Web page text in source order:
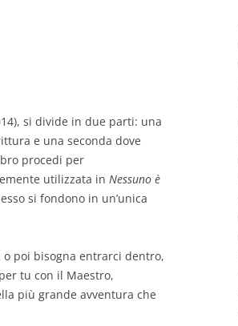
MAGLIANI
TELARA
MAZZITELLI
FERRAZZI
PLEVANO
si divide in due parti: una
e una seconda dove
procedi per
utilizzata in Nessuno è
si fondono in un’unica
o poi bisogna entrarci dentro,
tu con il Maestro,
più grande avventura che